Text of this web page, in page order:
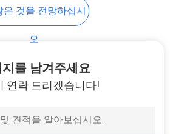
속물
은 것을 전망하십시
오
를 남겨주세요
연락 드리겠습니다!